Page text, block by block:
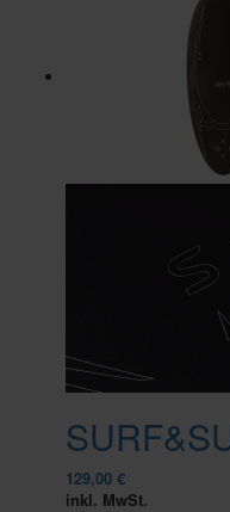
129,00 €
inkl. MwSt.